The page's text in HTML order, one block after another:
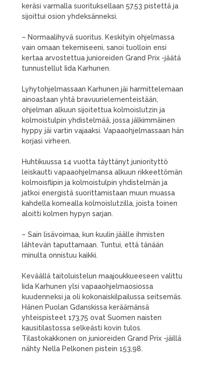
keräsi varmalla suorituksellaan 57.53 pistettä ja
sijoittui osion yhdeksänneksi.
– Normaalihyvä suoritus. Keskityin ohjelmassa
vain omaan tekemiseeni, sanoi tuolloin ensi
kertaa arvostettua junioreiden Grand Prix -jäätä
tunnustellut Iida Karhunen.
Lyhytohjelmassaan Karhunen jäi harmittelemaan
ainoastaan yhtä bravuurielementeistään,
ohjelman alkuun sijoitettua kolmoislutzin ja
kolmoistulpin yhdistelmää, jossa jälkimmäinen
hyppy jäi vartin vajaaksi. Vapaaohjelmassaan hän
korjasi virheen.
Huhtikuussa 14 vuotta täyttänyt juniorityttö
leiskautti vapaaohjelmansa alkuun rikkeettömän
kolmoisflipin ja kolmoistulpin yhdistelmän ja
jatkoi energistä suorittamistaan muun muassa
kahdella komealla kolmoislutzilla, joista toinen
aloitti kolmen hypyn sarjan.
– Sain lisävoimaa, kun kuulin jäälle ihmisten
lähtevän taputtamaan. Tuntui, että tänään
minulta onnistuu kaikki.
Keväällä taitoluistelun maajoukkueeseen valittu
Iida Karhunen ylsi vapaaohjelmaosiossa
kuudenneksi ja oli kokonaiskilpailussa seitsemäs.
Hänen Puolan Gdanskissa keräämänsä
yhteispisteet 173,75 ovat Suomen naisten
kausitilastossa selkeästi kovin tulos.
Tilastokakkonen on junioreiden Grand Prix -jäillä
nähty Nella Pelkonen pistein 153,98.